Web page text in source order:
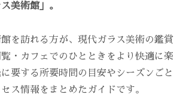
美術館」。
を訪れる方が、現代ガラス美術の鑑賞
・カフェでのひとときをより快適に楽
要する所要時間の目安やシーズンごと
ス情報をまとめたガイドです。